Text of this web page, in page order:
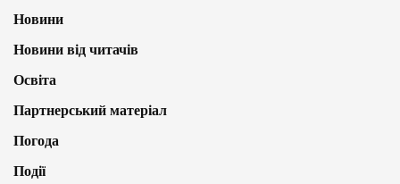
Новини
Новини від читачів
Освіта
Партнерський матеріал
Погода
Події